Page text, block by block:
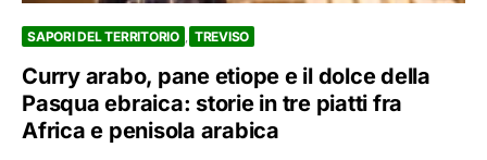
SAPORI DEL TERRITORIO TREVISO
Curry arabo, pane etiope e il dolce della
Pasqua ebraica: storie in tre piatti fra
Africa e penisola arabica